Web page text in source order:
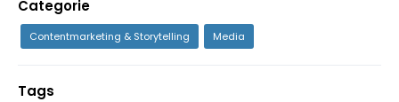
Categorie
Contentmarketing & Storytelling Media
Tags